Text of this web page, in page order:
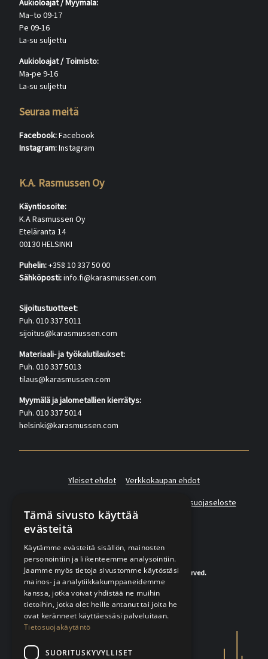
Aukioloajat / Myymälä:
Ma–to 09-17
Pe 09-16
La-su suljettu
Aukioloajat / Toimisto:
Ma-pe 9-16
La-su suljettu
Seuraa meitä
Facebook:Facebook
Instagram:Instagram
K.A. Rasmussen Oy
Käyntiosoite:
K.A Rasmussen Oy
Eteläranta 14
00130 HELSINKI
Puhelin:+358 10 337 50 00
Sähköposti:info.fi@karasmussen.com
Sijoitustuotteet:
Puh. 010 337 5011
sijoitus@karasmussen.com
Materiaali- ja työkalutilaukset:
Puh. 010 337 5013
tilaus@karasmussen.com
Myymälä ja jalometallien kierrätys:
Puh. 010 337 5014
helsinki@karasmussen.com
Yleiset ehdot
Verkkokaupan ehdot
Asiakas- ja suoramarkkinointirekisterin tietosuojaseloste
© 2020-2026 K.A.Rasmussen. All rights reserved.
Tämä sivusto käyttää
evästeitä
Käytämme evästeitä sisällön, mainosten
personointiin ja liikenteemme analysointiin.
Jaamme myös tietoja sivustomme käytöstäsi
mainos- ja analytiikkakumppaneidemme
kanssa, jotka voivat yhdistää ne muihin
tietoihin, jotka olet heille antanut tai joita he
ovat keränneet käyttäessäsi palveluitaan.
Tietosuojakäytäntö
SUORITUSKYVYLLISET